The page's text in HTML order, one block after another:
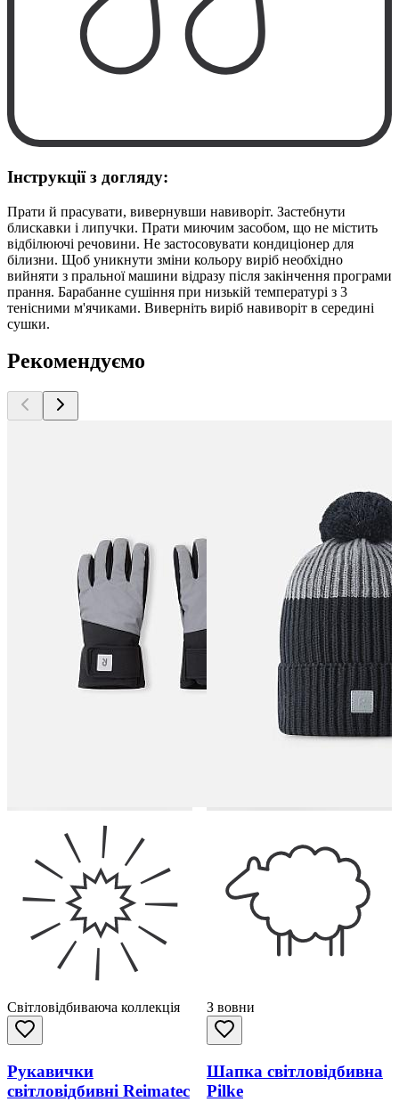
Інструкції з догляду:
Прати й прасувати, вивернувши навиворіт. Застебнути
блискавки і липучки. Прати миючим засобом, що не містить
відбілюючі речовини. Не застосовувати кондиціонер для
білизни. Щоб уникнути зміни кольору виріб необхідно
вийняти з пральної машини відразу після закінчення програми
прання. Барабанне сушіння при низькій температурі з 3
тенісними м'ячиками. Виверніть виріб навиворіт в середині
сушки.
Рекомендуємо
Світловідбиваюча коллекція
Рукавички
світловідбивні Reimatec
З вовни
Шапка світловідбивна
Pilke